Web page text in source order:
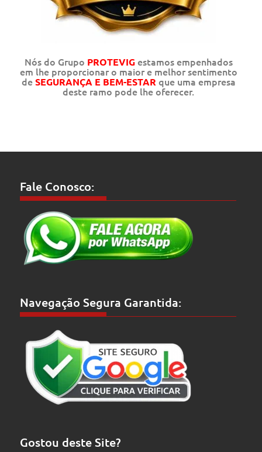
Nós do Grupo PROTEVIGestamos empenhados
em lhe proporcionar o maior e melhor sentimento
deSEGURANÇA E BEM-ESTAR que uma empresa
deste ramo pode lhe oferecer.
Fale Conosco:
Navegação Segura Garantida:
Gostou deste Site?